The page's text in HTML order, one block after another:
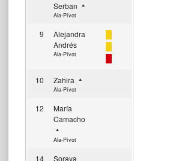
Serban
Ala-Pívot
9
Alejandra
Andrés
Ala-Pívot
10 Zahira
Ala-Pívot
12
María
Camacho
Ala-Pívot
14 Soraya